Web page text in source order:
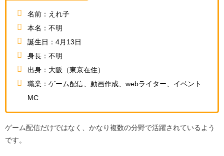
名前：えれ子
本名：不明
誕生日：4月13日
身長：不明
出身：大阪（東京在住）
職業：ゲーム配信、動画作成、webライター、イベント
MC
ゲーム配信だけではなく、かなり複数の分野で活躍されているよう
です。